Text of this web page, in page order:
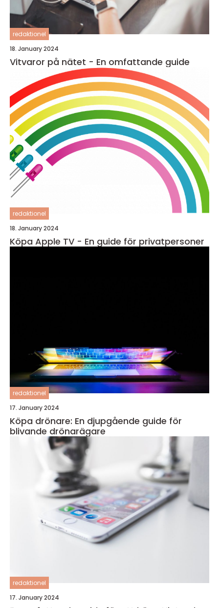
redaktionel
18. January 2024
Vitvaror på nätet - En omfattande guide
redaktionel
18. January 2024
Köpa Apple TV - En guide för privatpersoner
redaktionel
17. January 2024
Köpa drönare: En djupgående guide för
blivande drönarägare
redaktionel
17. January 2024